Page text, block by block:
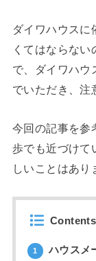
ダイワハウスに
くてはならな
で、ダイワハウ
でいただき、注
今回の記事を参
歩でも近づけて
しいことはあり
Contents
1 ハウスメ